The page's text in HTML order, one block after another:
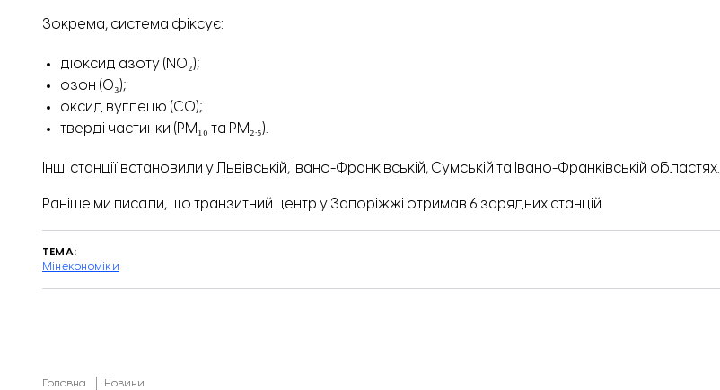
Зокрема, система фіксує:
діоксид азоту (NO₂);
озон (O₃);
оксид вуглецю (CO);
тверді частинки (PM₁₀ та PM₂.₅).
Інші станції встановили у Львівській, Івано-Франківській, Сумській та Івано-Франківській областях.
Раніше ми писали, що транзитний центр у Запоріжжі отримав 6 зарядних станцій.
ТЕМА:
Мінекономіки
Головна Новини